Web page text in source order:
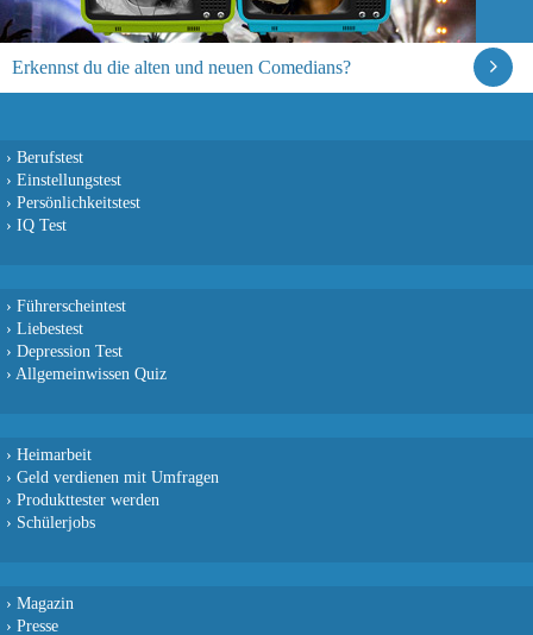
Erkennst du die alten und neuen Comedians?
› Berufstest
› Einstellungstest
› Persönlichkeitstest
› IQ Test
› Führerscheintest
› Liebestest
› Depression Test
› Allgemeinwissen Quiz
› Heimarbeit
› Geld verdienen mit Umfragen
› Produkttester werden
› Schülerjobs
› Magazin
› Presse